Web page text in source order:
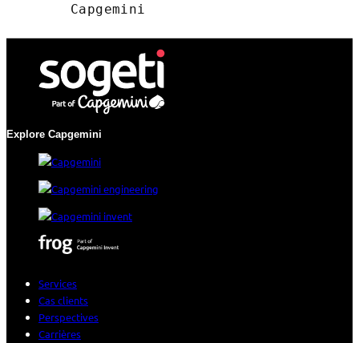
Capgemini
Explore Capgemini
Services
Cas clients
Perspectives
Carrières